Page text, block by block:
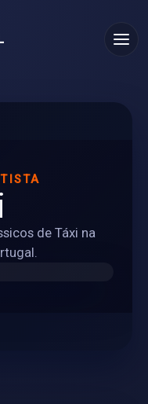
de Táxi na